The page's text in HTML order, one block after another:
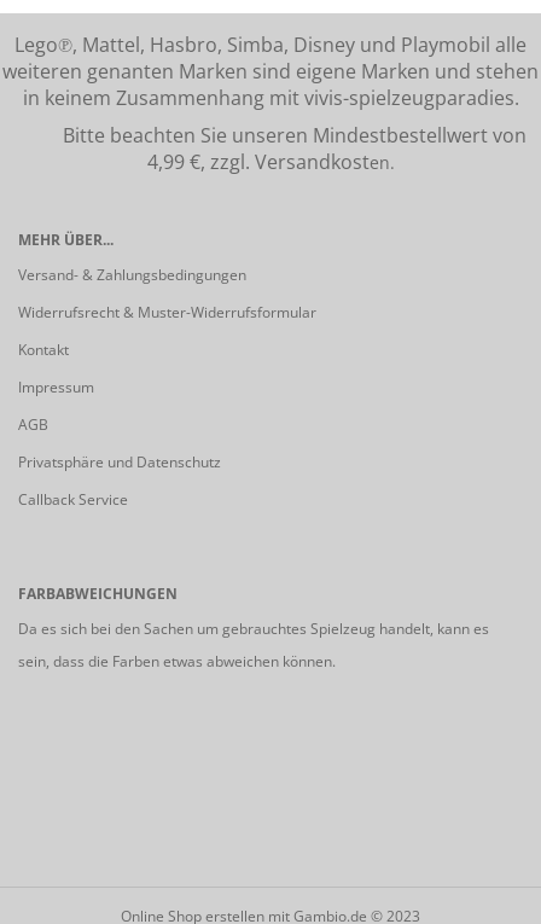
Lego℗, Mattel, Hasbro, Simba, Disney und Playmobil alle
weiteren genanten Marken sind eigene Marken und stehen
in keinem Zusammenhang mit vivis-spielzeugparadies.
Bitte beachten Sie unseren Mindestbestellwert von
4,99 €, zzgl. Versandkosten.
MEHR ÜBER...
Versand- & Zahlungsbedingungen
Widerrufsrecht & Muster-Widerrufsformular
Kontakt
Impressum
AGB
Privatsphäre und Datenschutz
Callback Service
FARBABWEICHUNGEN
Da es sich bei den Sachen um gebrauchtes Spielzeug handelt, kann es
sein, dass die Farben etwas abweichen können.
Online Shop erstellen mit Gambio.de © 2023